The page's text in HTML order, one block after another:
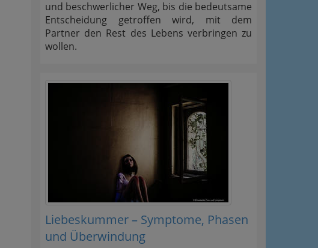
und beschwerlicher Weg, bis die bedeutsame
Entscheidung getroffen wird, mit dem
Partner den Rest des Lebens verbringen zu
wollen.
Liebeskummer – Symptome, Phasen
und Überwindung